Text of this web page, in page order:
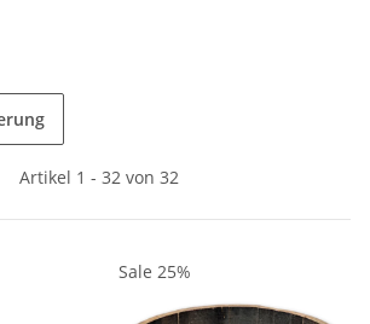
Artikel 1 - 32 von 32
Sale 25%